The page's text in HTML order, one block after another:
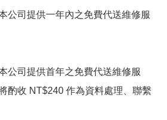
公司提供一年內之免費代送維修服
公司提供首年之免費代送維修服
酌收 NT$240 作為資料處理、聯繫